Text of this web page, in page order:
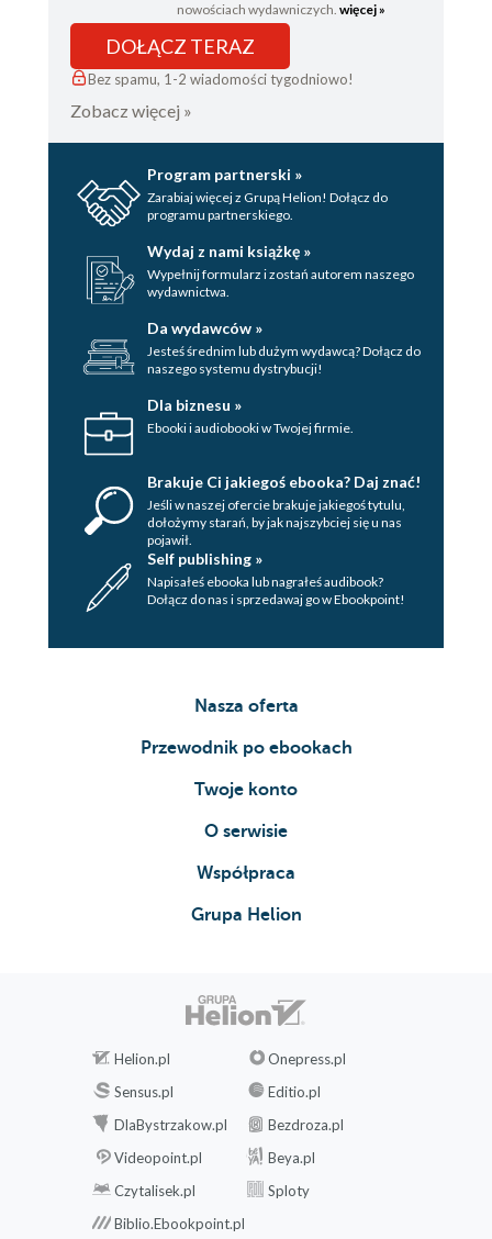
airflow variables
airflow connections
airflow info/version/fernet
nowościach wydawniczych. więcej »
DOŁĄCZ TERAZ
Bez spamu, 1-2 wiadomości tygodniowo!
Zobacz więcej »
Program partnerski »
Zarabiaj więcej z Grupą Helion! Dołącz do
programu partnerskiego.
Wydaj z nami książkę »
Wypełnij formularz i zostań autorem naszego
wydawnictwa.
Da wydawców »
Jesteś średnim lub dużym wydawcą? Dołącz do
naszego systemu dystrybucji!
Dla biznesu »
Ebooki i audiobooki w Twojej firmie.
Brakuje Ci jakiegoś ebooka? Daj znać!
Jeśli w naszej ofercie brakuje jakiegoś tytulu,
dołożymy starań, by jak najszybciej się u nas
pojawił.
Self publishing »
Napisałeś ebooka lub nagrałeś audibook?
Dołącz do nas i sprzedawaj go w Ebookpoint!
Nasza oferta
Przewodnik po ebookach
Twoje konto
O serwisie
Współpraca
Grupa Helion
Helion.pl
Onepress.pl
Sensus.pl
Editio.pl
DlaBystrzakow.pl
Bezdroza.pl
Videopoint.pl
Beya.pl
Czytalisek.pl
Sploty
Biblio.Ebookpoint.pl